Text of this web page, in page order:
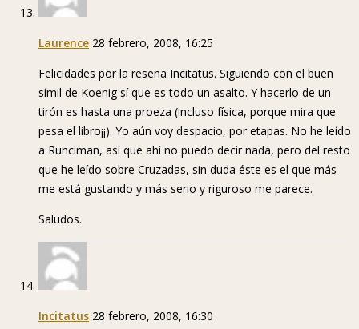
Laurence 28 febrero, 2008, 16:25
Felicidades por la reseña Incitatus. Siguiendo con el buen
símil de Koenig sí que es todo un asalto. Y hacerlo de un
tirón es hasta una proeza (incluso física, porque mira que
pesa el libro¡¡). Yo aún voy despacio, por etapas. No he leído
a Runciman, así que ahí no puedo decir nada, pero del resto
que he leído sobre Cruzadas, sin duda éste es el que más
me está gustando y más serio y riguroso me parece.
Saludos.
Incitatus 28 febrero, 2008, 16:30